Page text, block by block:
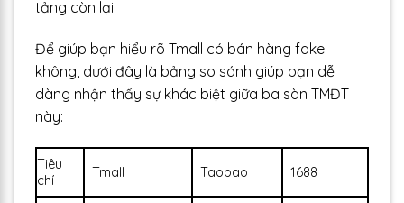
tảng còn lại.
Để giúp bạn hiểu rõ Tmall có bán hàng fake
không, dưới đây là bảng so sánh giúp bạn dễ
dàng nhận thấy sự khác biệt giữa ba sàn TMĐT
này:
Tiêu
chí
Tmall Taobao 1688